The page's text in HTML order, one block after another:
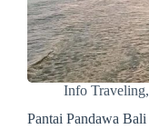
Info Traveling,
Pantai Pandawa Bali